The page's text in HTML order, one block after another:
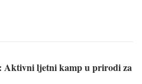
Aktivni ljetni kamp u prirodi za